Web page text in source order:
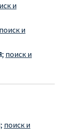
PASS
и
поиск и
; поиск и
; поиск и